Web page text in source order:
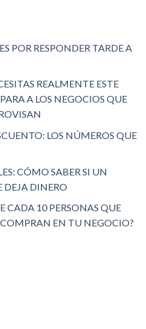
POR RESPONDER TARDE A
REALMENTE ESTE
A LOS NEGOCIOS QUE
LOS NÚMEROS QUE
CÓMO SABER SI UN
DEJA DINERO
CADA 10 PERSONAS QUE
EN TU NEGOCIO?